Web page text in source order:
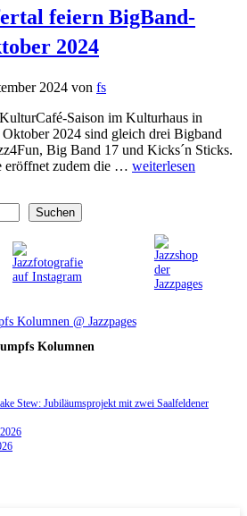
feiern BigBand-
2024
2024 von fs
Saison im Kulturhaus in
2024 sind gleich drei Bigband
Big Band 17 und Kicks´n Sticks.
eröffnet zudem die … weiterlesen
Suchen
Kolumnen
Stew: Jubiläumsprojekt mit zwei Saalfeldener